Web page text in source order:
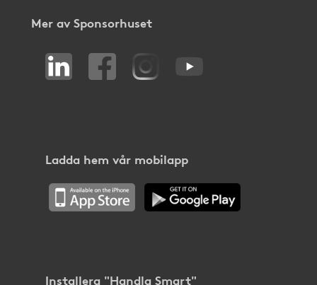
Mer av Sponsorhuset
Ladda hem vår mobilapp
Installera "Handla Smart"